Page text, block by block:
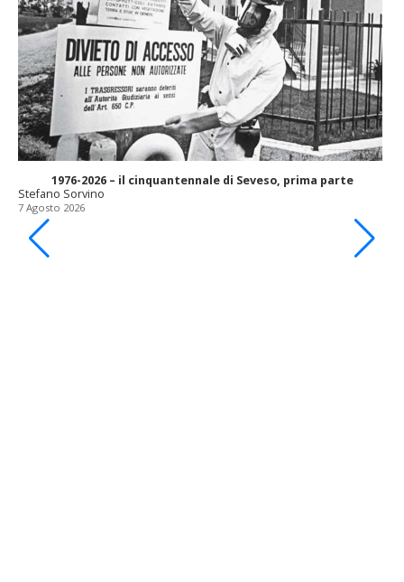
1976-2026 – il cinquantennale di Seveso, prima parte
Stefano Sorvino
7 Agosto 2026